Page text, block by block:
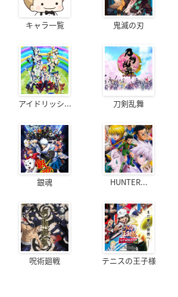
キャラ一覧 鬼滅の刃
アイドリッシ... 刀剣乱舞
銀魂 HUNTER...
呪術廻戦 テニスの王子様